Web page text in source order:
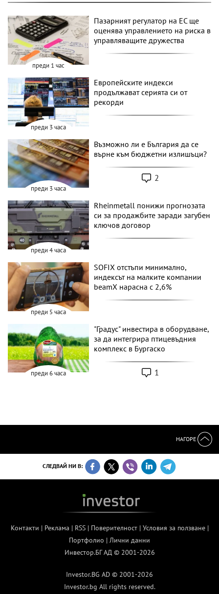
преди 1 час
Пазарният регулатор на ЕС ще
оценява управлението на риска в
управляващите дружества
преди 3 часа
Европейските индекси
продължават серията си от
рекорди
преди 3 часа
Възможно ли е България да се
върне към бюджетни излишъци?
2
преди 4 часа
Rheinmetall понижи прогнозата
си за продажбите заради загубен
ключов договор
преди 5 часа
SOFIX отстъпи минимално,
индексът на малките компании
beamX нарасна с 2,6%
преди 6 часа
"Градус" инвестира в оборудване,
за да интегрира птицевъдния
комплекс в Бургаско
1
НАГОРЕ
СЛЕДВАЙ НИ В:
Контакти | Реклама | RSS| Поверителност| Условия за ползване|
Портфолио | Лични данни
Инвестор.БГ АД © 2001-2026
Investor.BG AD © 2001-2026
Investor.bg All rights reserved.